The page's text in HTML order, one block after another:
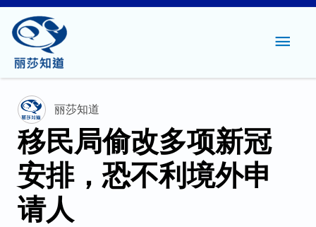
主
菜
丽莎知道
移民局偷改多项新冠
安排，恐不利境外申
请人